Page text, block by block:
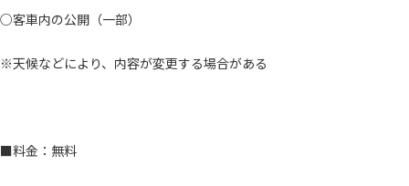
○客車内の公開（一部）
※天候などにより、内容が変更する場合がある
■料金：無料